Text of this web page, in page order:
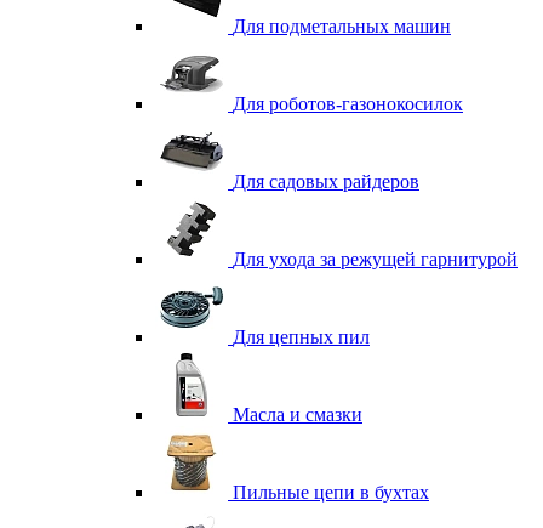
Для подметальных машин
Для роботов-газонокосилок
Для садовых райдеров
Для ухода за режущей гарнитурой
Для цепных пил
Масла и смазки
Пильные цепи в бухтах